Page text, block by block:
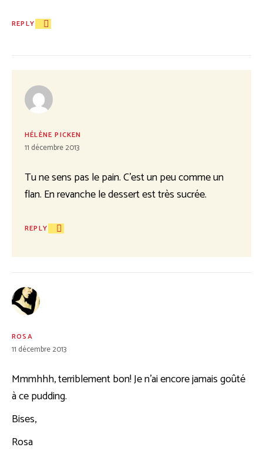
REPLY
HÉLÈNE PICKEN
11 décembre 2013
Tu ne sens pas le pain. C’est un peu comme un
flan. En revanche le dessert est très sucrée.
REPLY
ROSA
11 décembre 2013
Mmmhhh, terriblement bon! Je n’ai encore jamais goûté
à ce pudding.
Bises,
Rosa